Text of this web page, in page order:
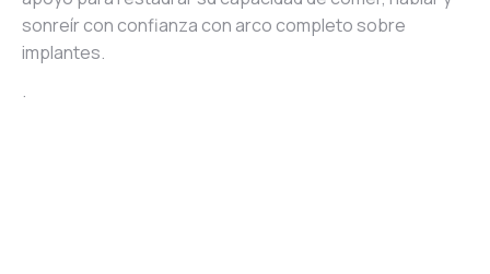
sonreír con confianza con arco completo sobre
implantes.
.